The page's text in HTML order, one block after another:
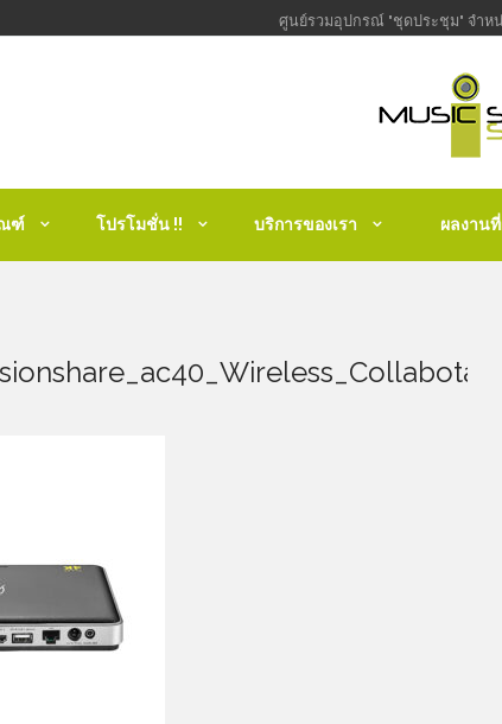
ศูนย์รวมอุปกรณ์ "ชุดประชุม" จำห
ฑ์ โปรโมชั่น !! บริการของเรา ผลงาน